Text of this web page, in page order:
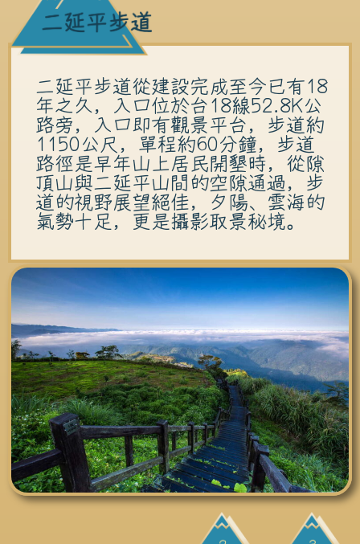
二延平步道從建設完成至今已有18
年之久，入口位於台18線52.8K公
路旁，入口即有觀景平台，步道約
1150公尺，單程約60分鐘，步道
路徑是早年山上居民開墾時，從隙
頂山與二延平山間的空隙通過，步
道的視野展望絕佳，夕陽、雲海的
氣勢十足，更是攝影取景秘境。